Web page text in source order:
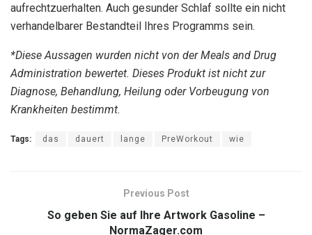
aufrechtzuerhalten. Auch gesunder Schlaf sollte ein nicht
verhandelbarer Bestandteil Ihres Programms sein.
*Diese Aussagen wurden nicht von der Meals and Drug
Administration bewertet. Dieses Produkt ist nicht zur
Diagnose, Behandlung, Heilung oder Vorbeugung von
Krankheiten bestimmt.
Tags: das dauert lange PreWorkout wie
Previous Post
So geben Sie auf Ihre Artwork Gasoline –
NormaZager.com